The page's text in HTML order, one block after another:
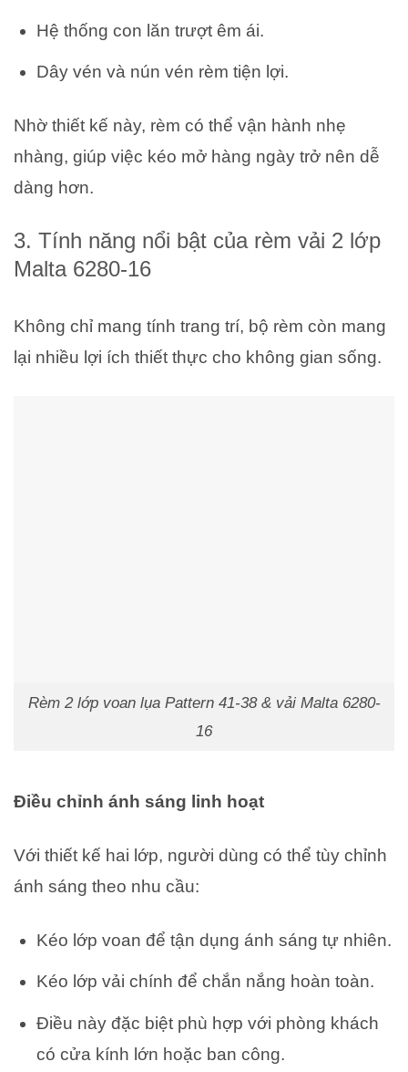
Hệ thống con lăn trượt êm ái.
Dây vén và nún vén rèm tiện lợi.
Nhờ thiết kế này, rèm có thể vận hành nhẹ
nhàng, giúp việc kéo mở hàng ngày trở nên dễ
dàng hơn.
3. Tính năng nổi bật của rèm vải 2 lớp
Malta 6280-16
Không chỉ mang tính trang trí, bộ rèm còn mang
lại nhiều lợi ích thiết thực cho không gian sống.
Rèm 2 lớp voan lụa Pattern 41-38 & vải Malta 6280-
16
Điều chỉnh ánh sáng linh hoạt
Với thiết kế hai lớp, người dùng có thể tùy chỉnh
ánh sáng theo nhu cầu:
Kéo lớp voan để tận dụng ánh sáng tự nhiên.
Kéo lớp vải chính để chắn nắng hoàn toàn.
Điều này đặc biệt phù hợp với phòng khách
có cửa kính lớn hoặc ban công.